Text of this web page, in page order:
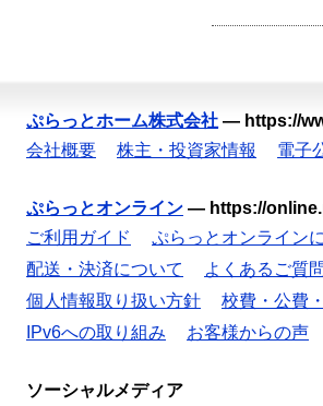
ぷらっとホーム株式会社 — https://
会社概要
株主・投資家情報 電子
ぷらっとオンライン — https://
ご利用ガイド
ぷらっとオンライン
配送・決済について
よくあるご質問
個人情報取り扱い方針
校費・公費
IPv6への取り組み
お客様からの声
ソーシャルメディア